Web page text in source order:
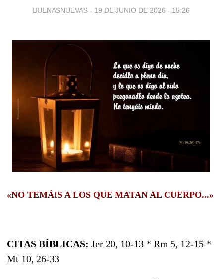
BUENASNUEVAS - 19 DE JUNIO DE 2026 - 15:26
«NO TEMÁIS A LOS QUE MATAN AL CUERPO...»
CITAS BÍBLICAS: Jer 20, 10-13 * Rm 5, 12-15 *
Mt 10, 26-33